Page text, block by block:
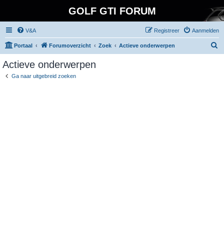
GOLF GTI FORUM
V&A Aanmelden
Registreer
Portaal Forumoverzicht Zoek Actieve onderwerpen
Actieve onderwerpen
Ga naar uitgebreid zoeken